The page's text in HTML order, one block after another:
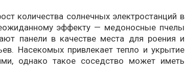
количества солнечных электростанций в
эффекту — медоносные пчелы
панели в качестве места для роения и
Насекомых привлекает тепло и укрытие
однако такое соседство может иметь